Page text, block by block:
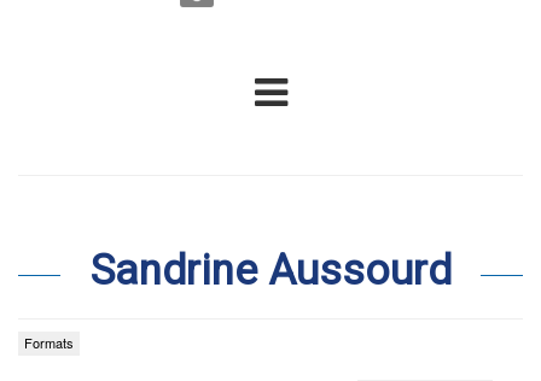
Sandrine Aussourd
Formats